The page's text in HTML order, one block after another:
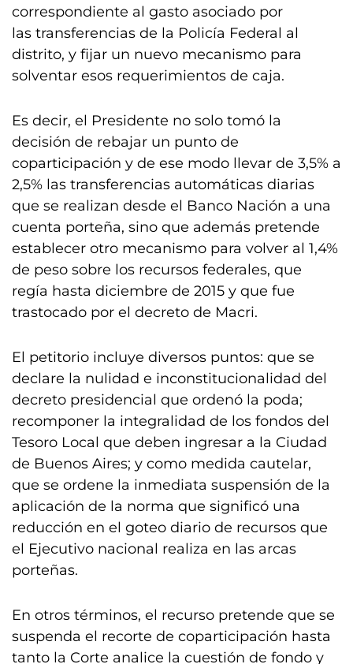
correspondiente al gasto asociado por
las transferencias de la Policía Federal al
distrito, y fijar un nuevo mecanismo para
solventar esos requerimientos de caja.
Es decir, el Presidente no solo tomó la
decisión de rebajar un punto de
coparticipación y de ese modo llevar de 3,5% a
2,5% las transferencias automáticas diarias
que se realizan desde el Banco Nación a una
cuenta porteña, sino que además pretende
establecer otro mecanismo para volver al 1,4%
de peso sobre los recursos federales, que
regía hasta diciembre de 2015 y que fue
trastocado por el decreto de Macri.
El petitorio incluye diversos puntos: que se
declare la nulidad e inconstitucionalidad del
decreto presidencial que ordenó la poda;
recomponer la integralidad de los fondos del
Tesoro Local que deben ingresar a la Ciudad
de Buenos Aires; y como medida cautelar,
que se ordene la inmediata suspensión de la
aplicación de la norma que significó una
reducción en el goteo diario de recursos que
el Ejecutivo nacional realiza en las arcas
porteñas.
En otros términos, el recurso pretende que se
suspenda el recorte de coparticipación hasta
tanto la Corte analice la cuestión de fondo y